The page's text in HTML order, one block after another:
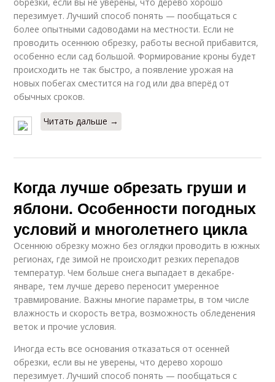
перезимует. Лучший способ понять — пообщаться с
более опытными садоводами на местности. Если не
проводить осеннюю обрезку, работы весной прибавится,
особенно если сад большой. Формирование кроны будет
происходить не так быстро, а появление урожая на
новых побегах сместится на год или два вперёд от
обычных сроков.
Читать дальше →
Когда лучше обрезать груши и
яблони. Особенности погодных
условий и многолетнего цикла
Осеннюю обрезку можно без оглядки проводить в южных
регионах, где зимой не происходит резких перепадов
температур. Чем больше снега выпадает в декабре-
январе, тем лучше дерево переносит умеренное
травмирование. Важны многие параметры, в том числе
влажность и скорость ветра, возможность обледенения
веток и прочие условия.
Иногда есть все основания отказаться от осенней
обрезки, если вы не уверены, что дерево хорошо
перезимует. Лучший способ понять — пообщаться с